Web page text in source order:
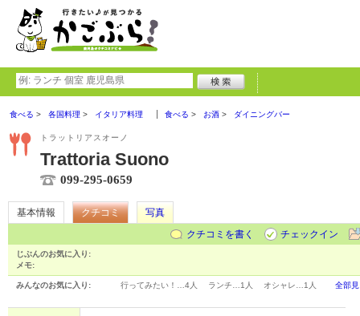
食べる 各国料理 イタリア料理 食べる お酒 ダイニングバー
トラットリアスオーノ
Trattoria Suono
099-295-0659
基本情報 クチコミ
写真
クチコミを書く
チェックイン
じぶんのお気に入り:
メモ:
みんなのお気に入り: 行ってみたい！… 4人 ランチ… 1人 オシャレ… 1人 全部